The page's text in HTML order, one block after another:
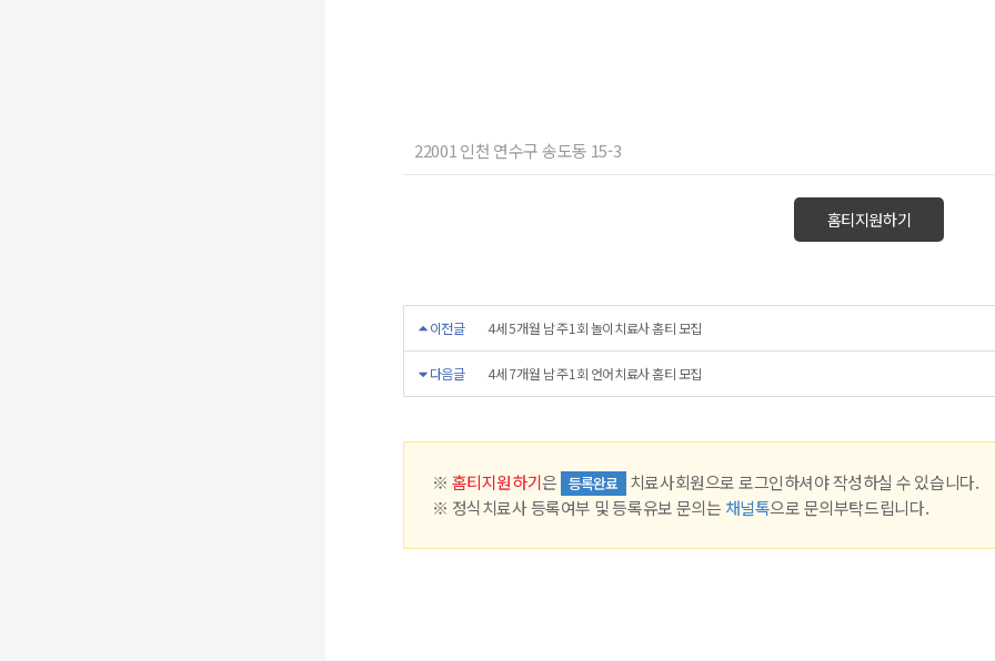
22001 인천 연수구 송도동 15-3
홈티지원하기
이전글 4세 5개월 남 주1회 놀이치료사 홈티 모집
다음글 4세 7개월 남 주1회 언어치료사 홈티 모집
※ 홈티지원하기은 등록완료
치료사회원으로 로그인하셔야 작성하실 수 있습니다.
※ 정식치료사 등록여부 및 등록유보 문의는 채널톡으로 문의부탁드립니다.